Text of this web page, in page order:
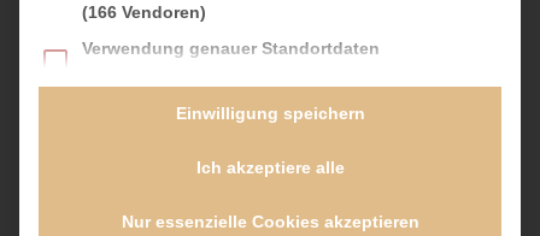
ZUBEREITUNG
hohes Backblech mit Backpapier belegen und
Rahmen sorgt dafür, dass der Kuchen auf dem Blech
(166 Vendoren)
Verwendung genauer Standortdaten
Geräte anhand von aktiv angeforderten
und sind für das ordnungsgemäße Funktionieren der Website
Einwilligung speichern
Ich akzeptiere alle
Nur essenzielle Cookies akzeptieren